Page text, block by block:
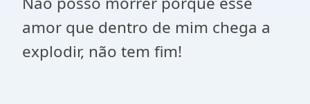
amor que dentro de mim chega a
explodir, não tem fim!